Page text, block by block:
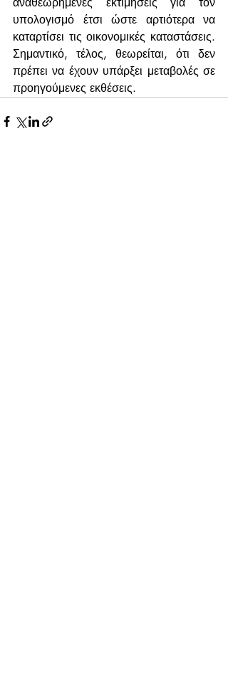
υπολογισμό έτσι ώστε αρτιότερα να
καταρτίσει τις οικονομικές καταστάσεις.
Σημαντικό, τέλος, θεωρείται, ότι δεν
πρέπει να έχουν υπάρξει μεταβολές σε
προηγούμενες εκθέσεις.